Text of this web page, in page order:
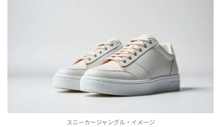
スニーカージャングル・イメージ